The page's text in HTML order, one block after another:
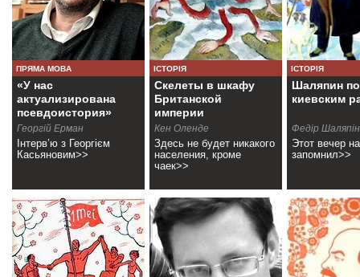
ПРЯМА МОВА
«У нас
актуализирована
псевдоистория»
Георгій Ерман
Інтерв’ю з Георгієм
Касьяновим>>
ІСТОРІЯ
Скелеты в шкафу
Британской
империи
Кен Оленде
Здесь не будет никакого
населения, кроме
чаек>>
ІСТОРІЯ
Шаляпин
киевским
Федір Шаляпін
Этот вечер
запомнил>>